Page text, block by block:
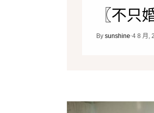
〖不只
By sunshine•4 8 月,